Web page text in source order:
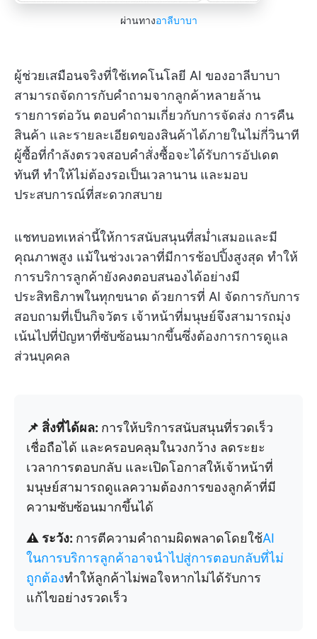
ผ่านทางอาลีบาบา
ผู้ช่วยเสมือนจริงที่ใช้เทคโนโลยี AI ของอาลีบาบา
สามารถจัดการกับคำถามจากลูกค้าหลายล้าน
รายการต่อวัน ตอบคำถามเกี่ยวกับการจัดส่ง การคืน
สินค้า และรายละเอียดของสินค้าได้ภายในไม่กี่วินาที
ผู้ซื้อที่กำลังตรวจสอบคำสั่งซื้อจะได้รับการอัปเดต
ทันที ทำให้ไม่ต้องรอเป็นเวลานาน และมอบ
ประสบการณ์ที่สะดวกสบาย
แชทบอทเหล่านี้ให้การสนับสนุนที่สม่ำเสมอและมี
คุณภาพสูง แม้ในช่วงเวลาที่มีการช้อปปิ้งสูงสุด ทำให้
การบริการลูกค้ายังคงตอบสนองได้อย่างมี
ประสิทธิภาพในทุกขนาด ด้วยการที่ AI จัดการกับการ
สอบถามที่เป็นกิจวัตร เจ้าหน้าที่มนุษย์จึงสามารถมุ่ง
เน้นไปที่ปัญหาที่ซับซ้อนมากขึ้นซึ่งต้องการการดูแล
ส่วนบุคคล
📌 สิ่งที่ได้ผล: การให้บริการสนับสนุนที่รวดเร็ว
เชื่อถือได้ และครอบคลุมในวงกว้าง ลดระยะ
เวลาการตอบกลับ และเปิดโอกาสให้เจ้าหน้าที่
มนุษย์สามารถดูแลความต้องการของลูกค้าที่มี
ความซับซ้อนมากขึ้นได้
⚠️ ระวัง: การตีความคำถามผิดพลาดโดยใช้AI
ในการบริการลูกค้าอาจนำไปสู่การตอบกลับที่ไม่
ถูกต้องทำให้ลูกค้าไม่พอใจหากไม่ได้รับการ
แก้ไขอย่างรวดเร็ว